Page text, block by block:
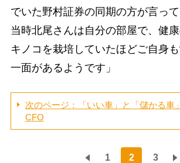
でいた野村証券の同期の方が言って
当時北尾さんは自分の部屋で、健
キノコを栽培していたほどご自身も
一面があるようです」
次のページ：「いい車」と「儲かる車
CFO
1 2 3